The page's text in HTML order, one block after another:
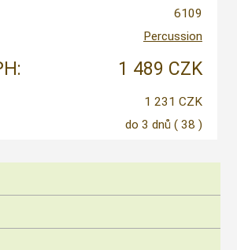
6109
Percussion
1 489 CZK
1 231 CZK
do 3 dnů ( 38 )